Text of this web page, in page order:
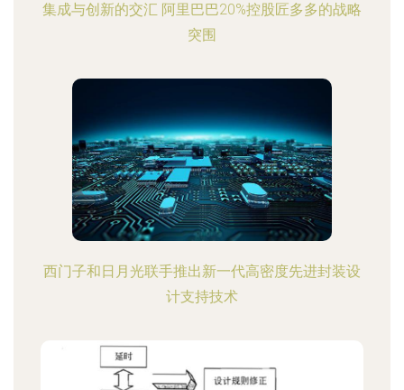
集成与创新的交汇 阿里巴巴20%控股匠多多的战略
突围
西门子和日月光联手推出新一代高密度先进封装设
计支持技术